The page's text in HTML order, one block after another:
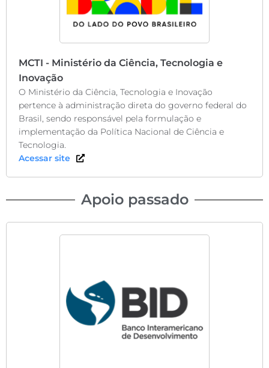
MCTI - Ministério da Ciência, Tecnologia e
Inovação
O Ministério da Ciência, Tecnologia e Inovação
pertence à administração direta do governo federal do
Brasil, sendo responsável pela formulação e
implementação da Política Nacional de Ciência e
Tecnologia.
Acessar site
Apoio passado